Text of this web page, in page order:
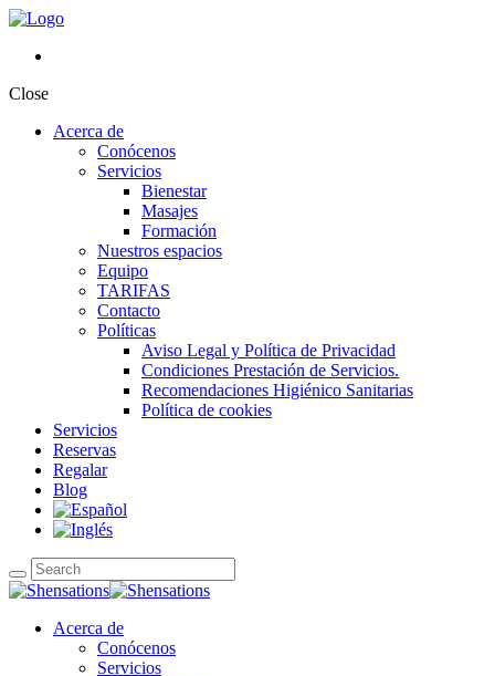
Close
Acerca de
Conócenos
Servicios
Bienestar
Masajes
Formación
Nuestros espacios
Equipo
TARIFAS
Contacto
Políticas
Aviso Legal y Política de Privacidad
Condiciones Prestación de Servicios.
Recomendaciones Higiénico Sanitarias
Política de cookies
Servicios
Reservas
Regalar
Blog
Acerca de
Conócenos
Servicios